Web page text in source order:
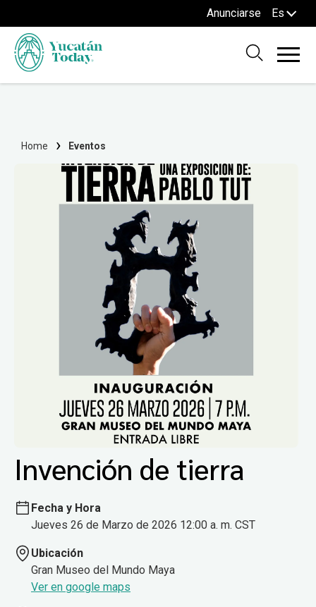
Anunciarse Es
Home Eventos
Invención de tierra
Fecha y Hora
Jueves 26 de Marzo de 2026 12:00 a. m. CST
Ubicación
Gran Museo del Mundo Maya
Ver en google maps